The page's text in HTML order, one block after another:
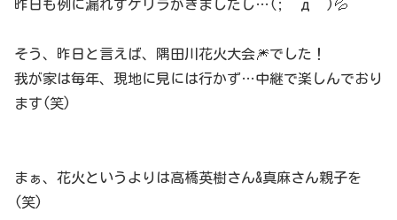
昨日も例に漏れずゲリラがきましたし…(;´д｀)💦
そう、昨日と言えば、隅田川花火大会🎆でした！
我が家は毎年、現地に見には行かず…中継で楽しんでおり
ます(笑)
まぁ、花火というよりは高橋英樹さん&真麻さん親子を
(笑)